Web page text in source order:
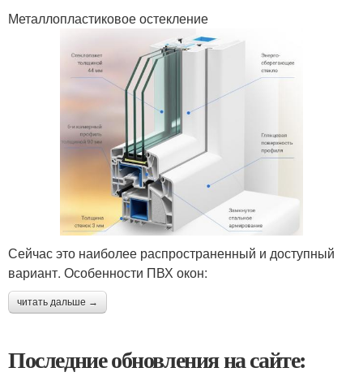
Металлопластиковое остекление
Сейчас это наиболее распространенный и доступный
вариант. Особенности ПВХ окон:
читать дальше →
Последние обновления на сайте: